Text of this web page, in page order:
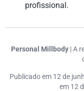
profissional.
Personal Millbody | A
Publicado em 12 de
em 12